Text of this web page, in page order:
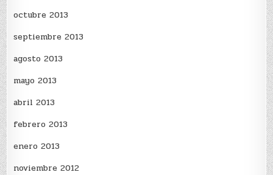
octubre 2013
septiembre 2013
agosto 2013
mayo 2013
abril 2013
febrero 2013
enero 2013
noviembre 2012